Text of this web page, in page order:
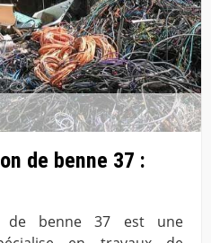
de benne 37 :
de benne 37 est une